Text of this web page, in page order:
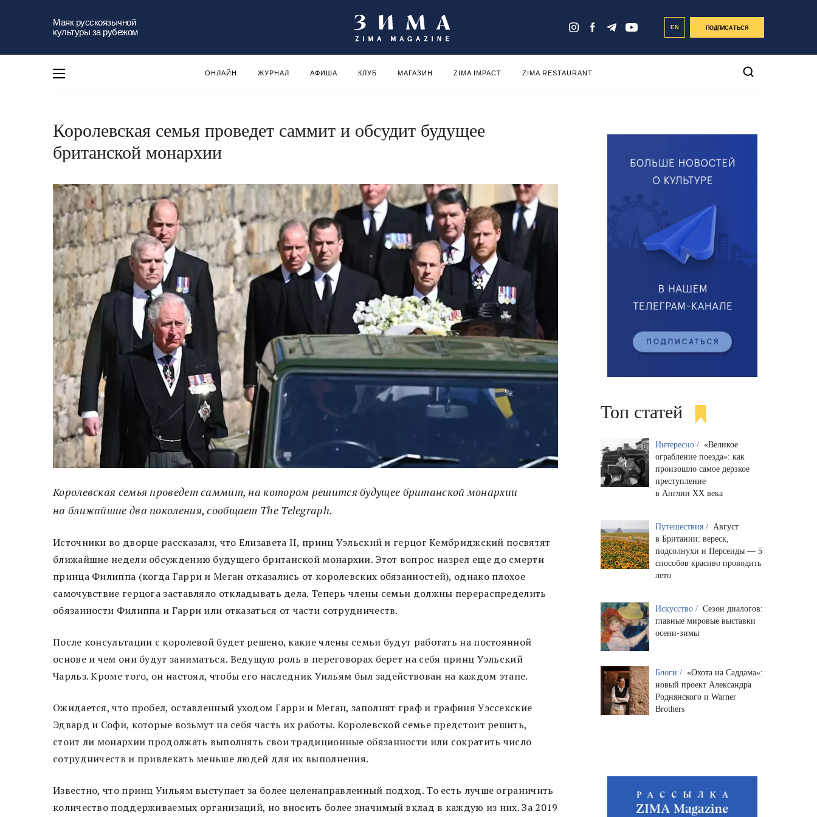
Маяк русскоязычной
культуры за рубежом
EN ПОДПИСАТЬСЯ
ОНЛАЙН ЖУРНАЛ АФИША КЛУБ МАГАЗИН ZIMA IMPACT ZIMA RESTAURANT
Королевская семья проведет саммит и обсудит будущее
британской монархии
Королевская семья проведет саммит, на котором решится будущее британской монархии
на ближайшие два поколения, сообщает The Telegraph.
Источники во дворце рассказали, что Елизавета II, принц Уэльский и герцог Кембриджский посвятят
ближайшие недели обсуждению будущего британской монархии. Этот вопрос назрел еще до смерти
принца Филиппа (когда Гарри и Меган отказались от королевских обязанностей), однако плохое
самочувствие герцога заставляло откладывать дела. Теперь члены семьи должны перераспределить
обязанности Филиппа и Гарри или отказаться от части сотрудничеств.
После консультации с королевой будет решено, какие члены семьи будут работать на постоянной
основе и чем они будут заниматься. Ведущую роль в переговорах берет на себя принц Уэльский
Чарльз. Кроме того, он настоял, чтобы его наследник Уильям был задействован на каждом этапе.
Ожидается, что пробел, оставленный уходом Гарри и Меган, заполнят граф и графиня Уэссекские
Эдвард и Софи, которые возьмут на себя часть их работы. Королевской семье предстоит решить,
стоит ли монархии продолжать выполнять свои традиционные обязанности или сократить число
сотрудничеств и привлекать меньше людей для их выполнения.
Известно, что принц Уильям выступает за более целенаправленный подход. То есть лучше ограничить
количество поддерживаемых организаций, но вносить более значимый вклад в каждую из них. За 2019
Топ статей
Интересно / «Великое
ограбление поезда»: как
произошло самое дерзкое
преступление
в Англии XX века
Путешествия / Август
в Британии: вереск,
подсолнухи и Персеиды — 5
способов красиво проводить
лето
Искусство / Сезон диалогов:
главные мировые выставки
осени-зимы
Блоги / «Охота на Саддама»:
новый проект Александра
Роднянского и Warner
Brothers